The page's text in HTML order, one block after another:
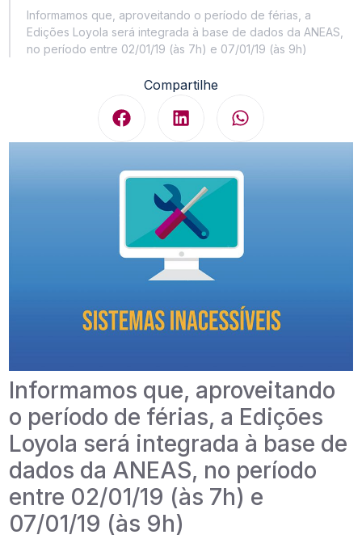
Informamos que, aproveitando o período de férias, a
Edições Loyola será integrada à base de dados da ANEAS,
no período entre 02/01/19 (às 7h) e 07/01/19 (às 9h)
Compartilhe
Informamos que, aproveitando
o período de férias, a Edições
Loyola será integrada à base de
dados da ANEAS, no período
entre 02/01/19 (às 7h) e
07/01/19 (às 9h)